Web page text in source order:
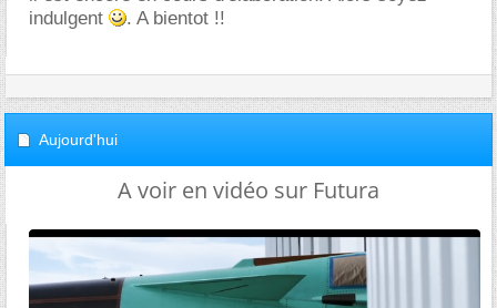
indulgent
. A bientot !!
Aujourd'hui
A voir en vidéo sur Futura